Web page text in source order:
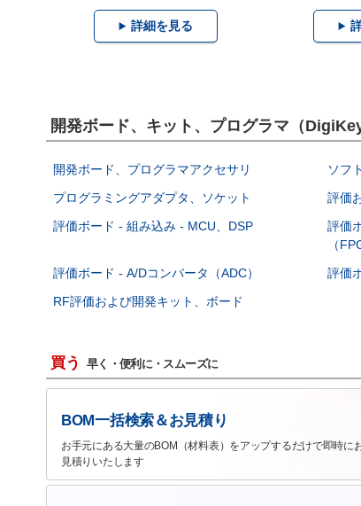
詳細を見る
開発ボード、キット、プログラマ（
開発ボード、プログラマアクセサリ ソフ
プログラミングアダプタ、ソケット
評価
評価ボード - 組み込み - MCU、DSP
評価
（
評価ボード - A/Dコンバータ（ADC） 評価
RF評価および開発キット、ボード
買う 早く・便利に・スムーズに
BOM一括検索＆お見積り
お手元にある大量のBOM（材料表）をアップするだけで即時に
見積りいたします